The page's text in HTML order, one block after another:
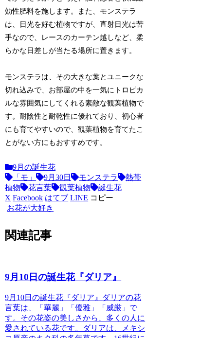
効性肥料を施します。また、モンステラ
は、日光を好む植物ですが、直射日光は苦
手なので、レースのカーテン越しなど、柔
らかな日差しが当たる場所に置きます。
モンステラは、その大きな葉とユニークな
切れ込みで、お部屋の中を一気にトロピカ
ルな雰囲気にしてくれる素敵な観葉植物で
す。耐陰性と耐乾性に優れており、初心者
にも育てやすいので、観葉植物を育てたこ
とがない方にもおすすめです。
9月の誕生花
「モ」
9月30日 モンステラ
熱帯
植物
花言葉 観葉植物
誕生花
X Facebook はてブ LINE コピー
お花が大好き
関連記事
9月10日の誕生花『ダリア』
9月10日の誕生花『ダリア』
ダリアの花
言葉は、「華麗」「優雅」「威厳」で
す。その花姿の美しさから、多くの人に
愛されている花です。
ダリアは、メキシ